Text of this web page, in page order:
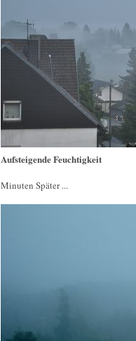
Aufsteigende Feuchtigkeit
Minuten Später ...